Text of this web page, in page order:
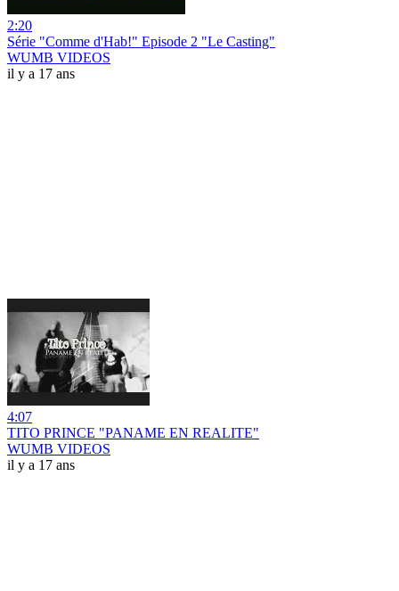
2:20
Série "Comme d'Hab!" Episode 2 "Le Casting"
WUMB VIDEOS
il y a 17 ans
4:07
TITO PRINCE "PANAME EN REALITE"
WUMB VIDEOS
il y a 17 ans